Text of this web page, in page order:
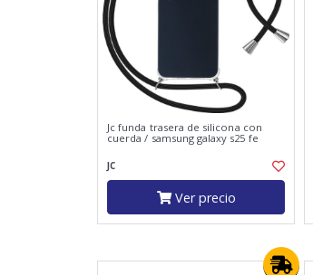
Jc funda trasera de silicona con
cuerda / samsung galaxy s25 fe
JC
Ver precio